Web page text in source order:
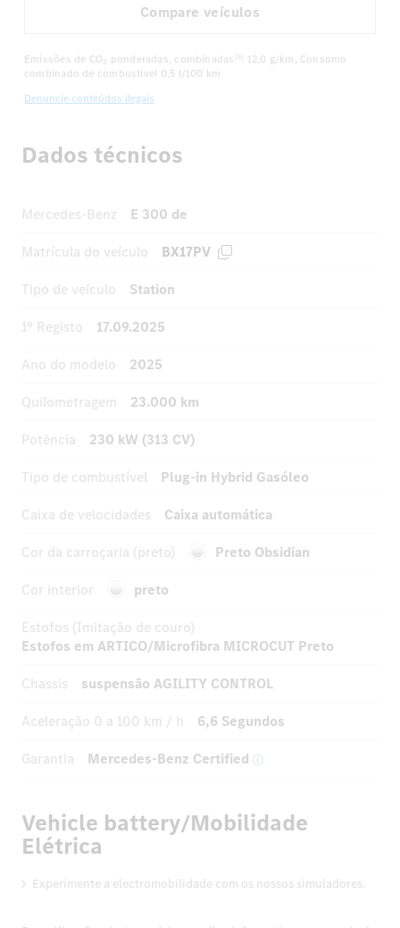
Dados técnicos
Mercedes-Benz
E 300 de
Matrícula do veículo
BX17PV
Tipo de veículo
Station
1º Registo
17.09.2025
Ano do modelo
2025
Quilometragem
23.000 km
Potência
230 kW (313 CV)
Tipo de combustível
Plug-in Hybrid Gasóleo
Caixa de velocidades
Caixa automática
Cor da carroçaria (preto)
Preto Obsidian
Cor interior
preto
Estofos (Imitação de couro)
Estofos em ARTICO/Microfibra MICROCUT Preto
Chassis
suspensão AGILITY CONTROL
Aceleração 0 a 100 km / h
6,6 Segundos
Garantia
Mercedes-Benz Certified
Vehicle battery/Mobilidade
Elétrica
Experimente a electromobilidade com os nossos simuladores.
Compare veículos
Emissões de CO2 ponderadas, combinadas [6] 12,0 g/km, Consumo
combinado de combustivel 0,5 l/100 km
Denuncie conteúdos ilegais